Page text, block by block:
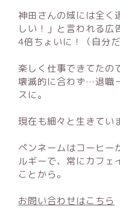
神田さんの域には全く
しい！」と言われる広
4倍ちょいに！（自分
楽しく仕事できてたの
壊滅的に合わず…退職
スに。
現在も細々と生きてい
ペンネームはコーヒー
ルギーで、常にカフェ
ことから。
お問い合わせはこちら